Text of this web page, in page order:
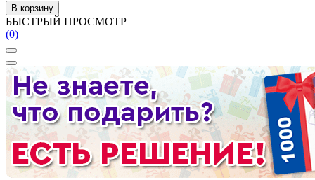
В корзину
БЫСТРЫЙ ПРОСМОТР
(0)